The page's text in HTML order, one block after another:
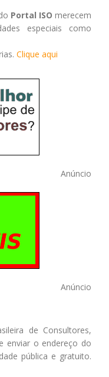
Portal ISO merecem
especiais como
Clique aqui
Anúncio
Anúncio
de Consultores,
enviar o endereço do
pública e gratuito.